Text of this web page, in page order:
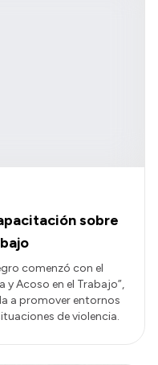
sobre
comenzó con el
y Acoso en el Trabajo”,
a promover entornos
de violencia.